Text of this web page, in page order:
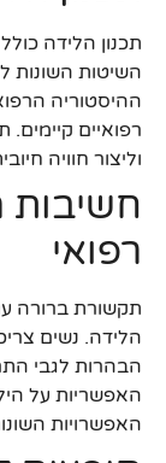
תכנון הלידה
השיטות השונות
ההיסטוריה
רפואיים
וליצור חוויה
חשיבות
רפואי
תקשורת ברורה
הלידה. נשים
הבהרות לגבי
האפשריות על
האפשרויות